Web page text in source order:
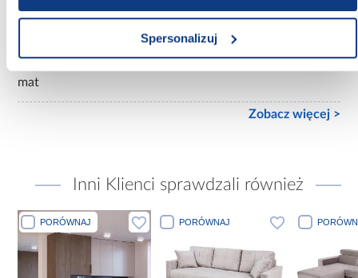
Spersonalizuj
Wykończenie frontów:
mat
Zobacz więcej >
Inni Klienci sprawdzali również
PORÓWNAJ PORÓWNAJ